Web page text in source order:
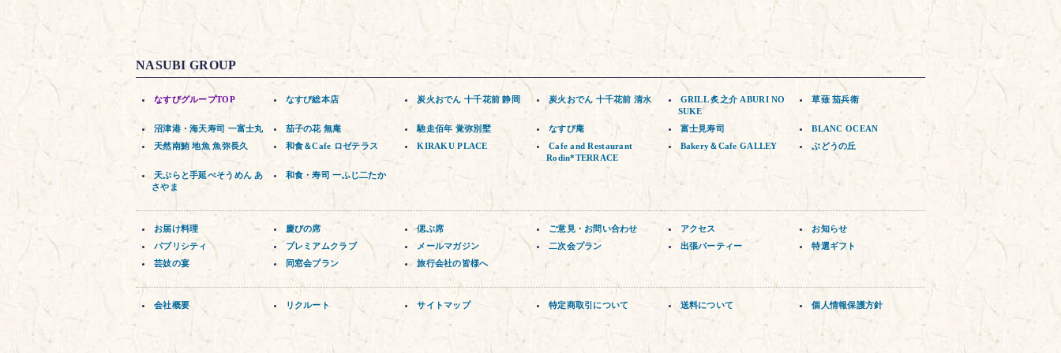
NASUBI GROUP
なすびグループTOP なすび総本店 炭火おでん 十千花前 静岡 炭火おでん 十千花前 清水
GRILL 炙之介 ABURI NO
SUKE
草薙 茄兵衛
沼津港・海天寿司 一富士丸 茄子の花 無庵 馳走佰年 覚弥別墅 なすび庵 富士見寿司
BLANC OCEAN
天然南鮪 地魚 魚弥長久
和食＆Cafe ロゼテラス KIRAKU PLACE
Cafe and Restaurant
Rodin*TERRACE
Bakery＆Cafe GALLEY ぶどうの丘
天ぷらと手延べそうめん あ
さやま
和食・寿司 一ふじ二たか
お届け料理 慶びの席 偲ぶ席 ご意見・お問い合わせ アクセス
お知らせ
パブリシティ
プレミアムクラブ メールマガジン 二次会プラン 出張パーティー
特選ギフト
芸妓の宴
同窓会プラン 旅行会社の皆様へ
会社概要 リクルート サイトマップ 特定商取引について 送料について 個人情報保護方針